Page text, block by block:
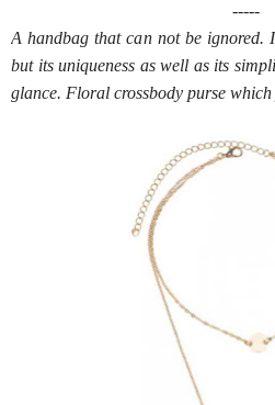
-----
A handbag that can not be ignored.
but its uniqueness as well as its
glance. Floral crossbody purse